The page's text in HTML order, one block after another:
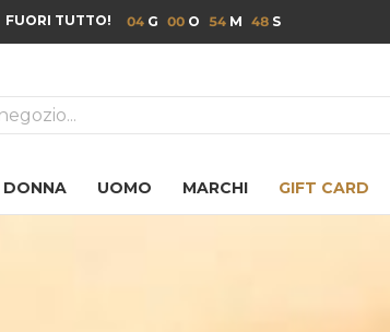
| SPEDIZIONE
DONNA UOMO MARCHI GIFT CARD